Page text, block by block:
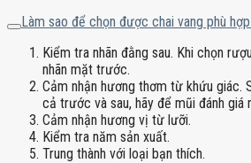
Làm sao để chọn được chai vang phù
Kiểm tra nhãn đằng sau. Khi chọn
nhãn mặt trước.
Cảm nhận hương thơm từ khứu giác.
cả trước và sau, hãy để mũi đánh giá
Cảm nhận hương vị từ lưỡi.
Kiểm tra năm sản xuất.
Trung thành với loại bạn thích.